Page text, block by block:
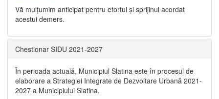
Vă mulţumim anticipat pentru efortul şi sprijinul acordat
acestui demers.
Chestionar SIDU 2021-2027
În perioada actuală, Municipiul Slatina este în procesul de
elaborare a Strategiei Integrate de Dezvoltare Urbană 2021‐
2027 a Municipiului Slatina.